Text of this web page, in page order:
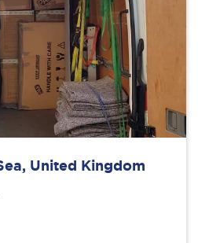
United Kingdom